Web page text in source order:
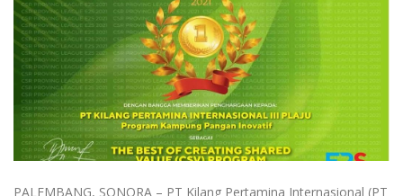
PALEMBANG, SONORA – PT Kilang Pertamina Internasional (PT